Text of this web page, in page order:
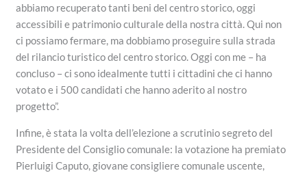
abbiamo recuperato tanti beni del centro storico, oggi
accessibili e patrimonio culturale della nostra città. Qui non
ci possiamo fermare, ma dobbiamo proseguire sulla strada
del rilancio turistico del centro storico. Oggi con me – ha
concluso – ci sono idealmente tutti i cittadini che ci hanno
votato e i 500 candidati che hanno aderito al nostro
progetto”.
Infine, è stata la volta dell’elezione a scrutinio segreto del
Presidente del Consiglio comunale: la votazione ha premiato
Pierluigi Caputo, giovane consigliere comunale uscente,